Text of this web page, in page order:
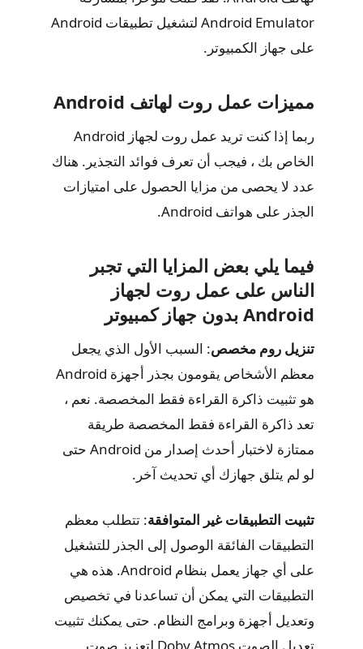
Android Emulator لتشغيل تطبيقات Android
على جهاز الكمبيوتر.
مميزات عمل روت لهاتف Android
ربما إذا كنت تريد عمل روت لجهاز Android
الخاص بك ، فيجب أن تعرف فوائد التجذير. هناك
عدد لا يحصى من مزايا الحصول على امتيازات
الجذر على هواتف Android.
فيما يلي بعض المزايا التي تجبر
الناس على عمل روت لجهاز
Android بدون جهاز كمبيوتر
تنزيل روم مخصص: السبب الأول الذي يجعل
معظم الأشخاص يقومون بجذر أجهزة Android
هو تثبيت ذاكرة القراءة فقط المخصصة. نعم ،
تعد ذاكرة القراءة فقط المخصصة طريقة
ممتازة لاختبار أحدث إصدار من Android حتى
لو لم يتلق جهازك أي تحديث آخر.
تثبيت التطبيقات غير المتوافقة: تتطلب معظم
التطبيقات الفائقة الوصول إلى الجذر للتشغيل
على أي جهاز يعمل بنظام Android. هذه هي
التطبيقات التي يمكن أن تساعدنا في تخصيص
وتعديل أجهزة وبرامج النظام. حتى يمكنك تثبيت